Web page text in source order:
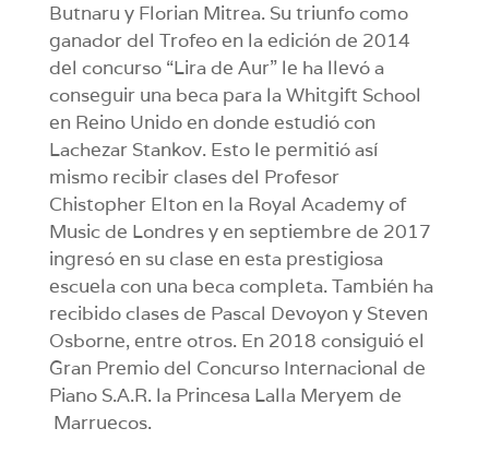
Butnaru y Florian Mitrea. Su triunfo como
ganador del Trofeo en la edición de 2014
del concurso “Lira de Aur” le ha llevó a
conseguir una beca para la Whitgift School
en Reino Unido en donde estudió con
Lachezar Stankov. Esto le permitió así
mismo recibir clases del Profesor
Chistopher Elton en la Royal Academy of
Music de Londres y en septiembre de 2017
ingresó en su clase en esta prestigiosa
escuela con una beca completa. También ha
recibido clases de Pascal Devoyon y Steven
Osborne, entre otros. En 2018 consiguió el
Gran Premio del Concurso Internacional de
Piano S.A.R. la Princesa Lalla Meryem de
Marruecos.